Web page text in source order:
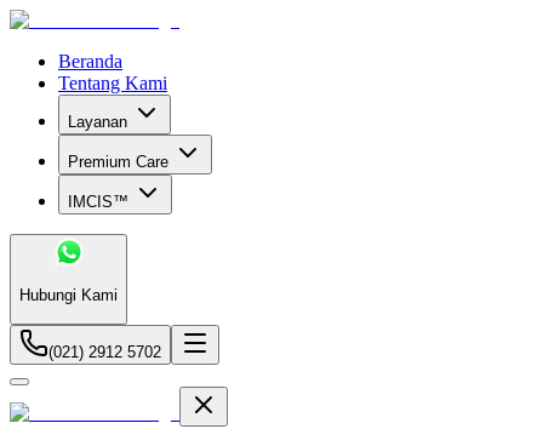
Beranda
Tentang Kami
Layanan
Premium Care
IMCIS™
Hubungi Kami
(021) 2912 5702